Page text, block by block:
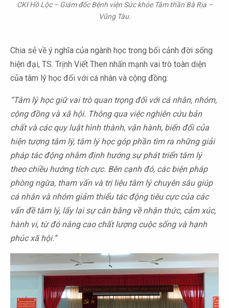
CKI Hồ Lộc – Giám đốc Bệnh viện Sức khỏe Tâm thần Bà Rịa –
Vũng Tàu.
Chia sẻ về ý nghĩa của ngành học trong bối cảnh đời sống
hiện đại, TS. Trịnh Viết Then nhấn mạnh vai trò toàn diện
của tâm lý học đối với cá nhân và cộng đồng:
“Tâm lý học giữ vai trò quan trọng đối với cá nhân, nhóm,
cộng đồng và xã hội. Thông qua việc nghiên cứu bản
chất và các quy luật hình thành, vận hành, biến đổi của
hiện tượng tâm lý, tâm lý học góp phần tìm ra những giải
pháp tác động nhằm định hướng sự phát triển tâm lý
theo chiều hướng tích cực. Bên cạnh đó, các biện pháp
phòng ngừa, tham vấn và trị liệu tâm lý chuyên sâu giúp
cá nhân và nhóm giảm thiểu tác động tiêu cực của các
vấn đề tâm lý, lấy lại sự cân bằng về nhận thức, cảm xúc,
hành vi, từ đó nâng cao chất lượng cuộc sống và hạnh
phúc xã hội.”